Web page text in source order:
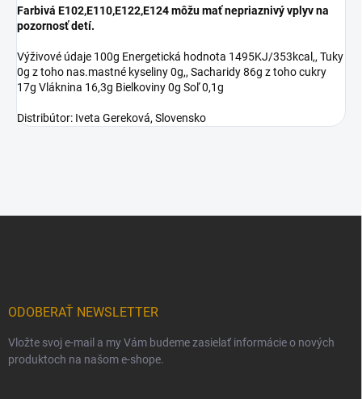
Farbivá E102,E110,E122,E124 môžu mať nepriaznivý vplyv na
pozornosť detí.
Výživové údaje 100g Energetická hodnota 1495KJ/353kcal,, Tuky
0g z toho nas.mastné kyseliny 0g,, Sacharidy 86g z toho cukry
17g Vláknina 16,3g Bielkoviny 0g Soľ 0,1g
Distribútor: Iveta Gereková, Slovensko
ODOBERAŤ NEWSLETTER
Vložte svoj e-mail a my Vám budeme zasielať informácie o nových
produktoch na našom e-shope.